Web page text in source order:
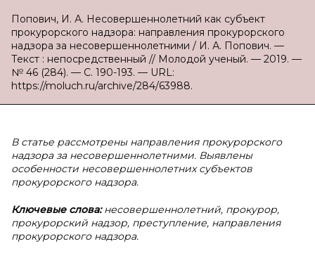
Попович, И. А. Несовершеннолетний как субъект
прокурорского надзора: направления прокурорского
надзора за несовершеннолетними / И. А. Попович. —
Текст : непосредственный // Молодой ученый. — 2019. —
№ 46 (284). — С. 190-193. — URL:
https://moluch.ru/archive/284/63988.
В статье рассмотрены направления прокурорского
надзора за несовершеннолетними. Выявлены
особенности несовершеннолетних субъектов
прокурорского надзора.
Ключевые слова:несовершеннолетний, прокурор,
прокурорский надзор, преступление, направления
прокурорского надзора.